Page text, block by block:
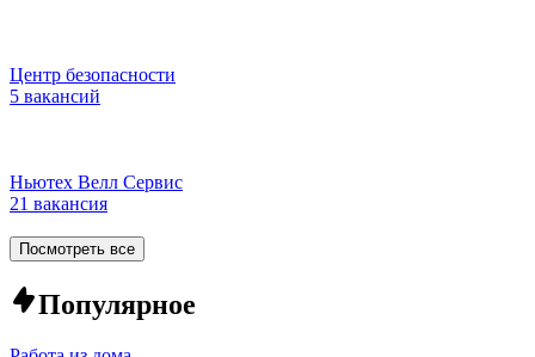
Центр безопасности
5 вакансий
Ньютех Велл Сервис
21 вакансия
Посмотреть все
Популярное